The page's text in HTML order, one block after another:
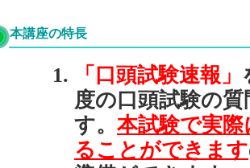
本講座の特長
「口頭試験速報」
度の口頭試験の
す。 本試験で実
ることができます